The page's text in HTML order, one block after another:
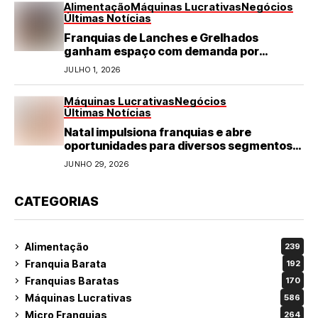
AlimentaçãoMáquinas LucrativasNegócios
Últimas Notícias
Franquias de Lanches e Grelhados
ganham espaço com demanda por
refeições rápidas e de qualidade
JULHO 1, 2026
Máquinas LucrativasNegócios
Últimas Notícias
Natal impulsiona franquias e abre
oportunidades para diversos segmentos
do varejo
JUNHO 29, 2026
CATEGORIAS
Alimentação 239
Franquia Barata 192
Franquias Baratas 170
Máquinas Lucrativas 586
Micro Franquias 264